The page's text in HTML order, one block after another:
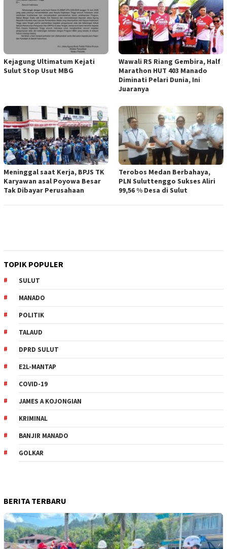
Kejagung Ultimatum Kejati
Sulut Stop Usut MBG
Wawali RS Riang Gembira, Half
Marathon HUT 403 Manado
Diminati Pelari Dunia, Ini
Juaranya
Meninggal saat Kerja, BPJS TK
Karyawan asal Poyowa Besar
Tak Dibayar Perusahaan
Terobos Medan Berbahaya,
PLN Suluttenggo Sukses Aliri
99,56 % Desa di Sulut
TOPIK POPULER
SULUT
MANADO
POLITIK
TALAUD
DPRD SULUT
E2L-MANTAP
COVID-19
JAMES A KOJONGIAN
KRIMINAL
BANJIR MANADO
GOLKAR
BERITA TERBARU